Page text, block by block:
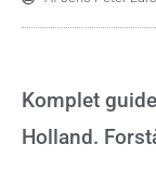
Komplet
Holland.